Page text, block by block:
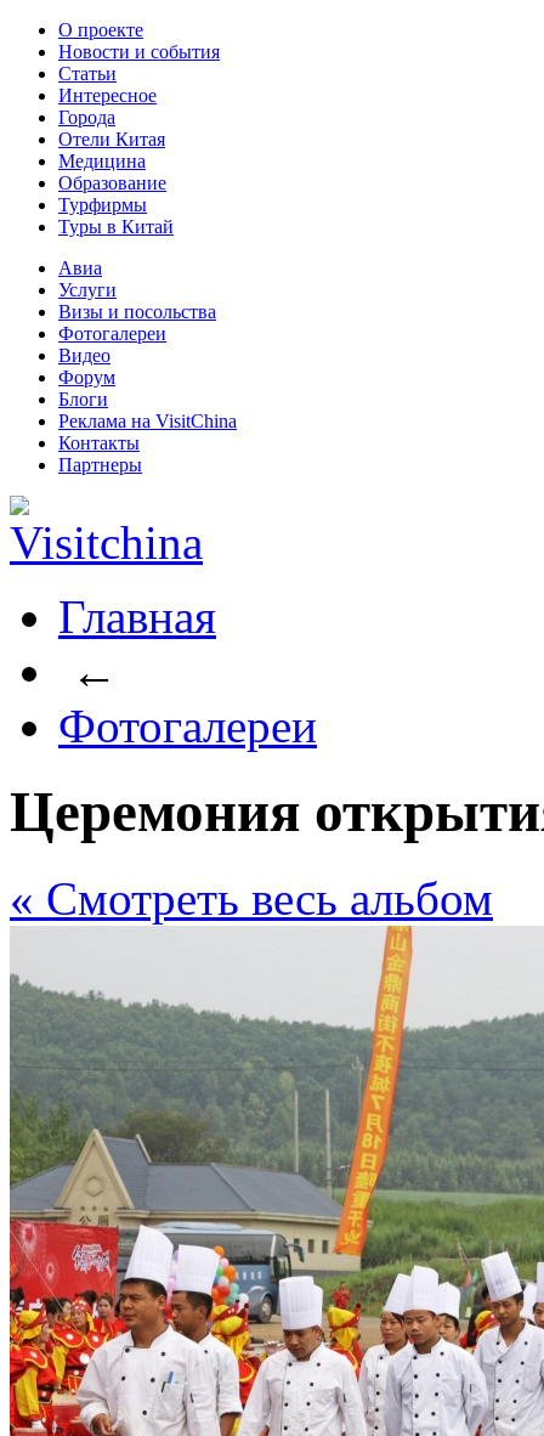
О проекте
Новости и события
Статьи
Интересное
Города
Отели Китая
Медицина
Образование
Турфирмы
Туры в Китай
Авиа
Услуги
Визы и посольства
Фотогалереи
Видео
Форум
Блоги
Реклама на VisitChina
Контакты
Партнеры
Главная
←
Фотогалереи
Церемония
« Cмотреть весь альбом